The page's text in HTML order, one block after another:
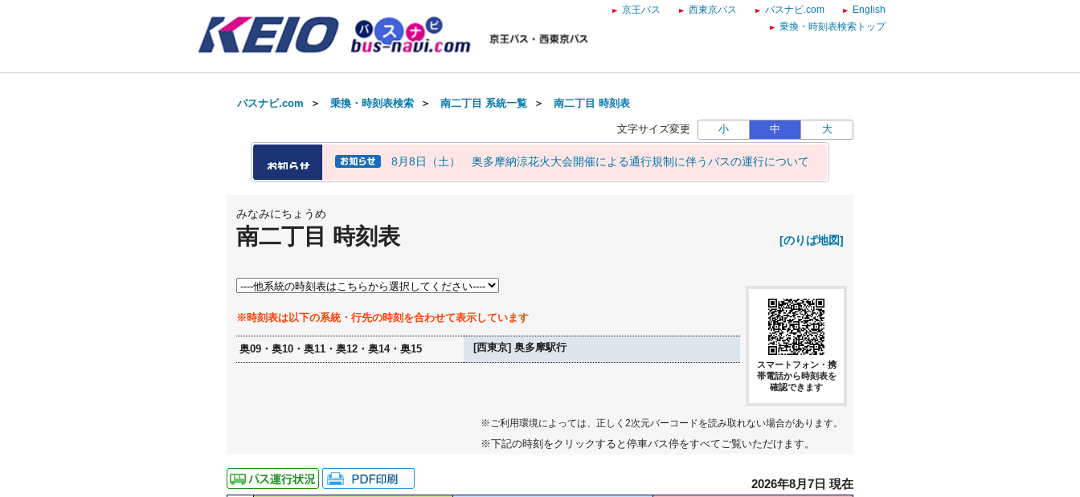
京王バス 西東京バス バスナビ.com
English
乗換・時刻表検索トップ
バスナビ.com ＞ 乗換・時刻表検索 ＞ 南二丁目 系統一覧 ＞ 南二丁目 時刻表
文字サイズ変更 小 中 大
8月8日（土） 奥多摩納涼花火大会開催による通行規制に伴うバスの運行について
みなみにちょうめ
南二丁目 時刻表 [のりば地図]
※時刻表は以下の系統・行先の時刻を合わせて表示しています
奥09・奥10・奥11・奥12・奥14・奥15 [西東京] 奥多摩駅行
スマートフォン・携
帯電話から時刻表を
確認できます
※ご利用環境によっては、正しく2次元バーコードを読み取れない場合があります。
※下記の時刻をクリックすると停車バス停をすべてご覧いただけます。
2026年8月7日 現在